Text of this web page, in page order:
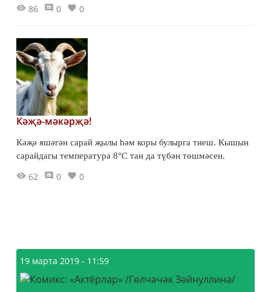
86 0 0
Кәҗә-мәкәрҗә!
Кәҗә яшәгән сарай җылы һәм коры булырга тиеш. Кышын
сарайдагы температура 8°С тан да түбән төшмәсен.
62 0 0
19 марта 2019 - 11:59